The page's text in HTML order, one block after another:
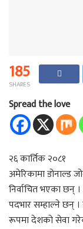
185
SHARES
Spread the love
२६ कार्तिक २०८१
अमेरिकामा डोनाल्ड
निर्वाचित भएका छन्
पदभार सम्हाल्ने छन्
रूपमा देशको सेवा